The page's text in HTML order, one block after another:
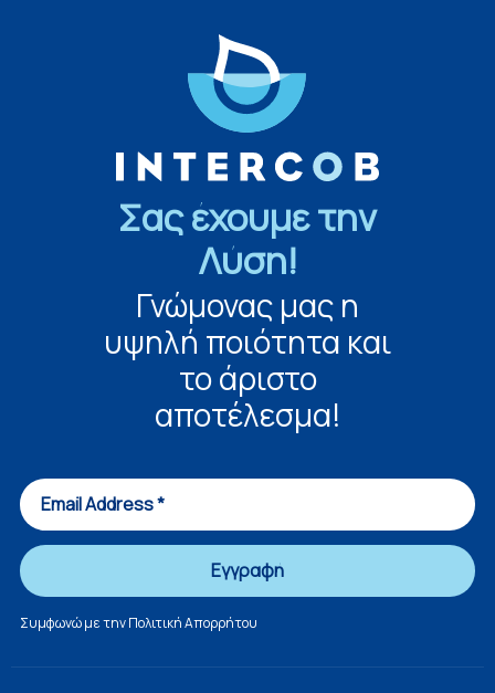
Σας έχουμε την
Λύση!
Γνώμονας μας η
υψηλή ποιότητα και
το άριστο
αποτέλεσμα!
Συμφωνώ με τηνΠολιτική Απορρήτου